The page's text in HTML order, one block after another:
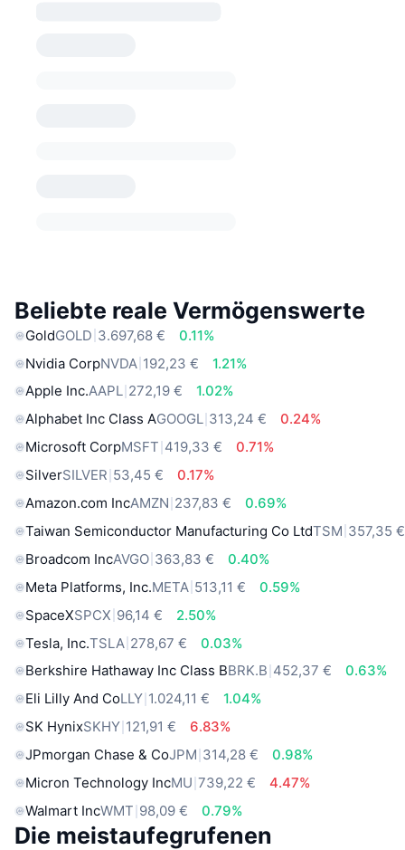
Beliebte reale Vermögenswerte
GoldGOLD 3.697,68 €
0.11%
Nvidia CorpNVDA 192,23 €
1.21%
Apple Inc.AAPL 272,19 €
1.02%
Alphabet Inc Class AGOOGL 313,24 €
0.24%
Microsoft CorpMSFT 419,33 €
0.71%
SilverSILVER 53,45 €
0.17%
Amazon.com IncAMZN 237,83 €
0.69%
Taiwan Semiconductor Manufacturing Co LtdTSM 357,35 €
Broadcom IncAVGO 363,83 €
0.40%
Meta Platforms, Inc.META 513,11 €
0.59%
SpaceXSPCX 96,14 €
2.50%
Tesla, Inc.TSLA 278,67 €
0.03%
Berkshire Hathaway Inc Class BBRK.B 452,37 €
0.63%
Eli Lilly And CoLLY 1.024,11 €
1.04%
SK HynixSKHY 121,91 €
6.83%
JPmorgan Chase & CoJPM 314,28 €
0.98%
Micron Technology IncMU 739,22 €
4.47%
Walmart IncWMT 98,09 € 0.79%
Die meistaufegrufenen